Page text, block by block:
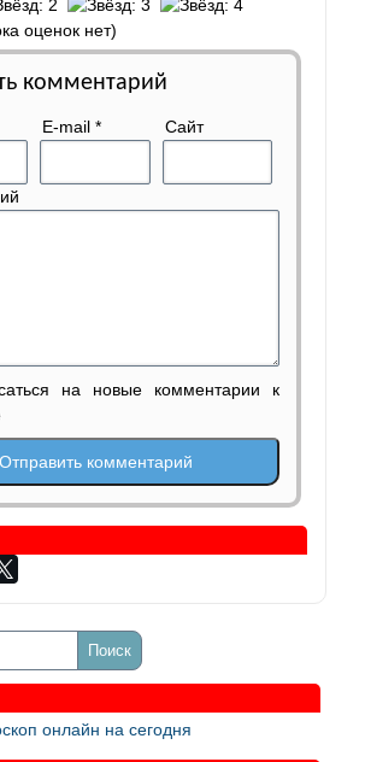
оценок нет)
комментарий
E-mail* Сайт
на новые комментарии к